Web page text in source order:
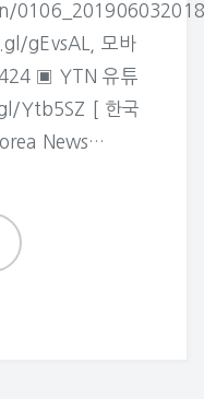
gEvsAL, 모바
▣ YTN 유튜
Ytb5SZ [ 한국
News…